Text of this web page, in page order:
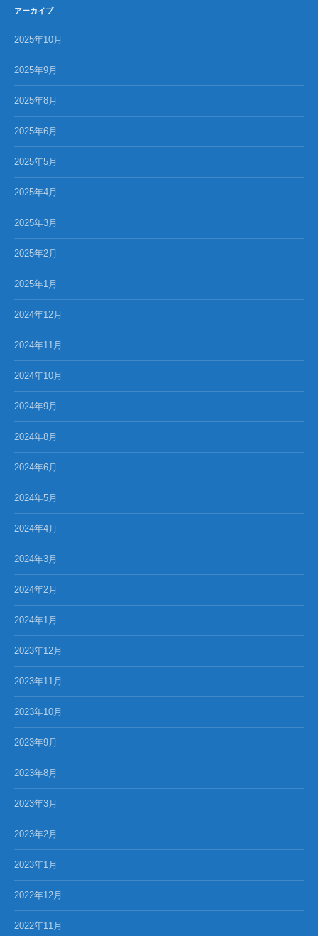
アーカイブ
2025年10月
2025年9月
2025年8月
2025年6月
2025年5月
2025年4月
2025年3月
2025年2月
2025年1月
2024年12月
2024年11月
2024年10月
2024年9月
2024年8月
2024年6月
2024年5月
2024年4月
2024年3月
2024年2月
2024年1月
2023年12月
2023年11月
2023年10月
2023年9月
2023年8月
2023年3月
2023年2月
2023年1月
2022年12月
2022年11月